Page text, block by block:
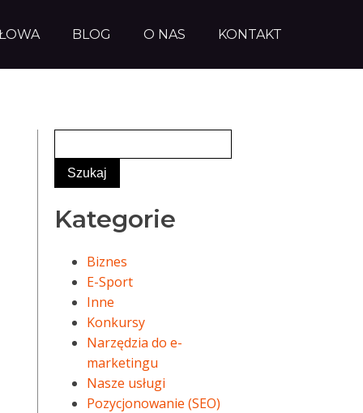
BLOG O NAS KONTAKT
Kategorie
Biznes
E-Sport
Inne
Konkursy
Narzędzia do e-
marketingu
Nasze usługi
Pozycjonowanie (SEO)